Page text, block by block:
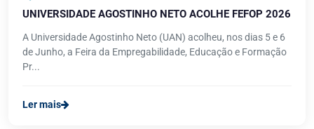
UNIVERSIDADE AGOSTINHO NETO ACOLHE FEFOP 2026
A Universidade Agostinho Neto (UAN) acolheu, nos dias 5 e 6
de Junho, a Feira da Empregabilidade, Educação e Formação
Pr...
Ler mais